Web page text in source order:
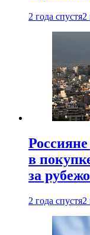
2 года спустя2
в
за
2 года спустя2